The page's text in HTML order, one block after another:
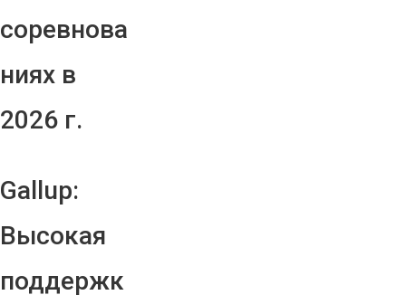
соревнова
ниях в
2026 г.
Gallup:
Высокая
поддержк